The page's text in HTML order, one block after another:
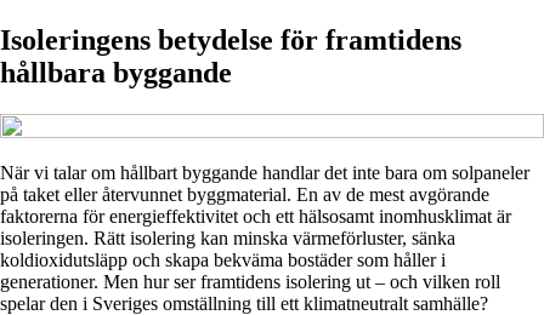
Isoleringens betydelse för framtidens
hållbara byggande
När vi talar om hållbart byggande handlar det inte bara om solpaneler
på taket eller återvunnet byggmaterial. En av de mest avgörande
faktorerna för energieffektivitet och ett hälsosamt inomhusklimat är
isoleringen. Rätt isolering kan minska värmeförluster, sänka
koldioxidutsläpp och skapa bekväma bostäder som håller i
generationer. Men hur ser framtidens isolering ut – och vilken roll
spelar den i Sveriges omställning till ett klimatneutralt samhälle?